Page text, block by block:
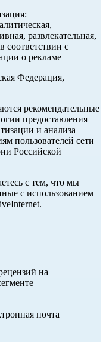
развлекательная,
соответствии с
о рекламе
Федерация,
рекомендательные
предоставления
и анализа
пользователей сети
Российской
с тем, что мы
с использованием
на
почта